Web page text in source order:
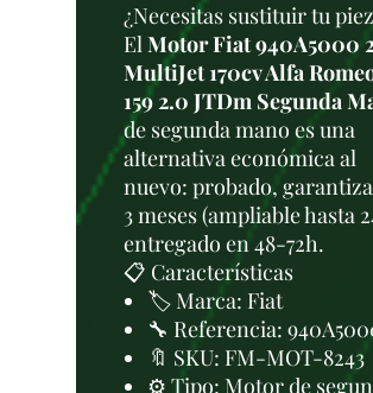
¿Necesitas sustituir tu
ElMotor Fiat 940A5000
MultiJet 170cv Alfa
159 2.0 JTDm Segunda
de segunda mano es una
alternativa económica al
nuevo: probado,
3 meses (ampliable hasta
entregado en 48-72h.
📋 Características
🏷️ Marca: Fiat
🔧 Referencia:
🔖 SKU: FM-MOT-8243
⚙️ Tipo: Motor de